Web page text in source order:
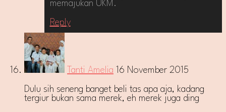
memajukan UKM.
Reply
Tanti Amelia 16 November 2015
Dulu sih seneng banget beli tas apa aja, kadang
tergiur bukan sama merek, eh merek juga ding